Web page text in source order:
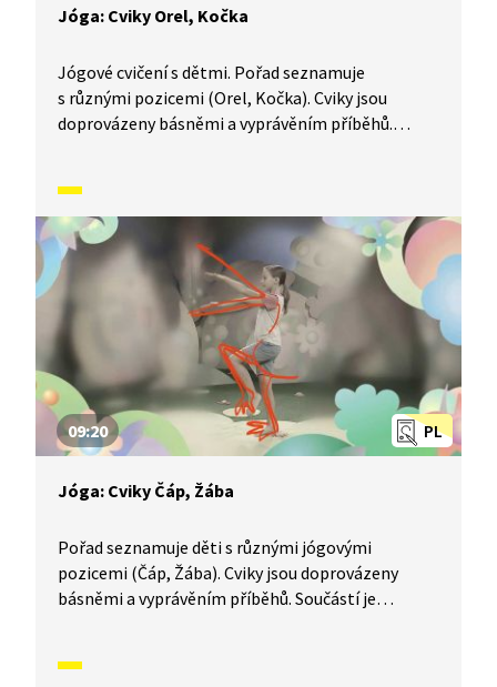
Jóga: Cviky Orel, Kočka
Jógové cvičení s dětmi. Pořad seznamuje
s různými pozicemi (Orel, Kočka). Cviky jsou
doprovázeny básněmi a vyprávěním příběhů.
PL
09:20
Jóga: Cviky Čáp, Žába
Pořad seznamuje děti s různými jógovými
pozicemi (Čáp, Žába). Cviky jsou doprovázeny
básněmi a vyprávěním příběhů. Součástí je